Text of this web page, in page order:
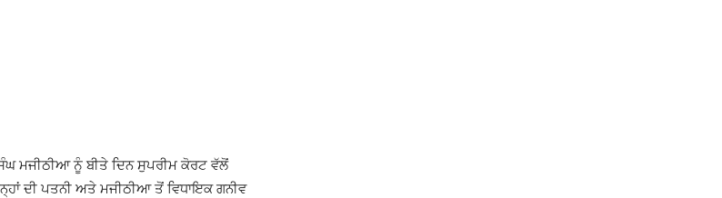
ਮਜੀਠੀਆ ਨੂੰ ਬੀਤੇ ਦਿਨ ਸੁਪਰੀਮ ਕੋਰਟ ਵੱਲੋਂ
ਦੀ ਪਤਨੀ ਅਤੇ ਮਜੀਠੀਆ ਤੋਂ ਵਿਧਾਇਕ ਗਨੀਵ